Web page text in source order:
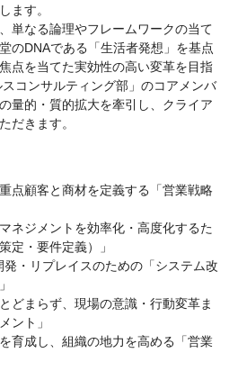
ます。
単なる論理やフレームワークの当て
のDNAである「生活者発想」を基点
点を当てた実効性の高い変革を目指
コンサルティング部」のコアメンバ
量的・質的拡大を牽引し、クライア
だきます。
点顧客と商材を定義する「営業戦略
ネジメントを効率化・高度化するた
定・要件定義）」
・リプレイスのための「システム改
どまらず、現場の意識・行動変革ま
ント」
育成し、組織の地力を高める「営業